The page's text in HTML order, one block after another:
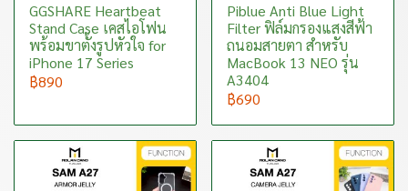
GGSHARE Heartbeat
Stand Case เคสไอโฟน
พร้อมขาตั้งรูปหัวใจ for
iPhone 17 Series
฿890
Piblue Anti Blue Light
Filter ฟิล์มกรองแสงสีฟ้า
ถนอมสายตา สำหรับ
MacBook 13 NEO รุ่น
A3404
฿690